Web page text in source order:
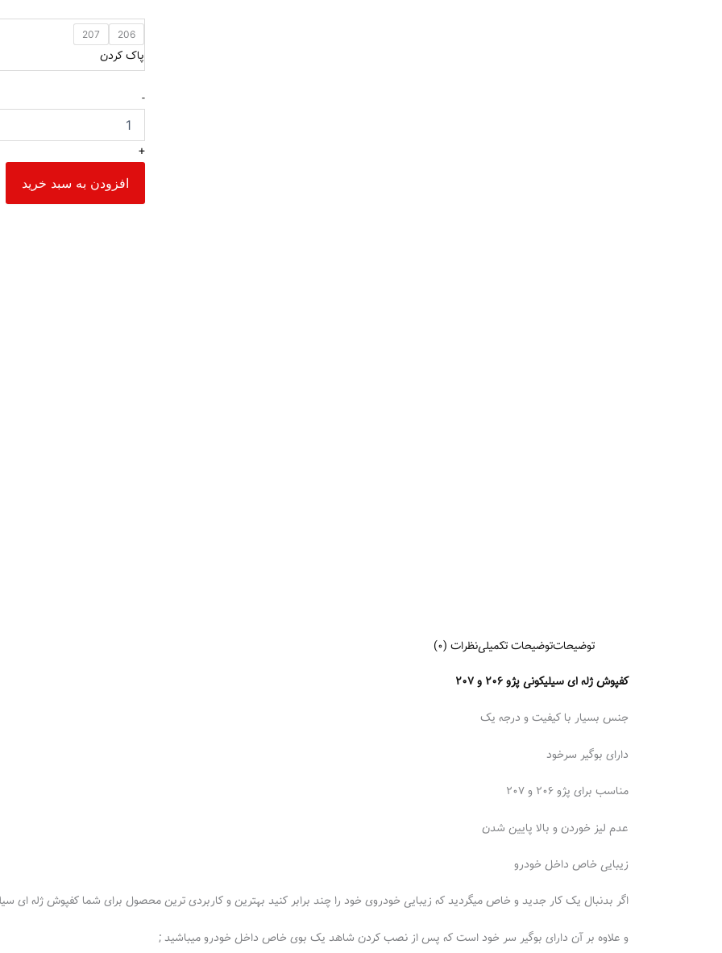
206
207
پاک کردن
-
+
افزودن به سبد خرید
توضیحاتتوضیحات تکمیلینظرات (0)
کفپوش ژله ای سیلیکونی پژو ۲۰۶ و ۲۰۷
جنس بسیار با کیفیت و درجه یک
دارای بوگیر سرخود
مناسب برای پژو ۲۰۶ و ۲۰۷
عدم لیز خوردن و بالا پایین شدن
زیبایی خاص داخل خودرو
اگر بدنبال یک‌ کار جدید و خاص میگردید که زیبایی خودروی خود را چند برابر کنید بهترین و کاربردی ترین محصول برای شما کفپوش ژله ای سیلیکونی پژو ۲۰۶ و ۲۰۷ است,
و علاوه بر آن دارای بوگیر سر خود است که پس از نصب کردن شاهد یک بوی خاص داخل خودرو میباشید ;